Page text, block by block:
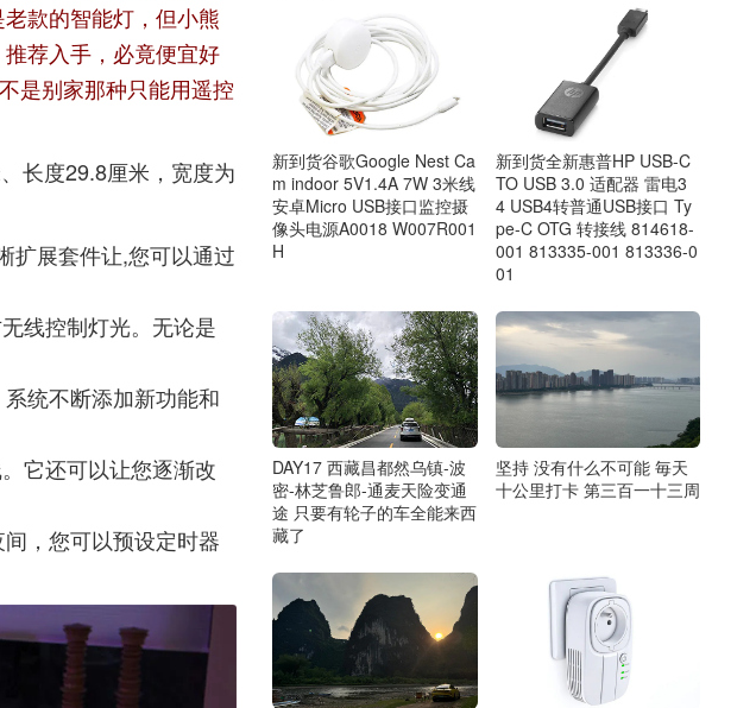
款的智能灯，但小熊
荐入手，必竟便宜好
是别家那种只能用遥控
长度29.8厘米，宽度为
扩展套件让,您可以通过
线控制灯光。无论是
统不断添加新功能和
它还可以让您逐渐改
，您可以预设定时器
新到货谷歌Google Nest Ca
m indoor 5V1.4A 7W 3米线
安卓Micro USB接口监控摄
像头电源A0018 W007R001
H
新到货全新惠普HP USB-C
TO USB 3.0 适配器 雷电3
4 USB4转普通USB接口 Ty
pe-C OTG 转接线 814618-
001 813335-001 813336-0
01
DAY17 西藏昌都然乌镇-波
密-林芝鲁郎-通麦天险变通
途 只要有轮子的车全能来西
藏了
坚持 没有什么不可能 毎天
十公里打卡 第三百一十三周